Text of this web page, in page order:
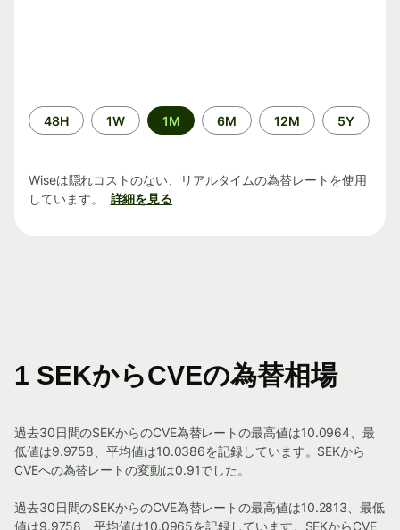
期
間
48H 1W 1M 6M 12M 5Y
Wiseは隠れコストのない、リアルタイムの為替レートを使用
しています。
詳細を見る
1 SEKからCVEの為替相場
過去30日間のSEKからのCVE為替レートの最高値は10.0964、最
低値は9.9758、平均値は10.0386を記録しています。SEKから
CVEへの為替レートの変動は0.91でした。
過去30日間のSEKからのCVE為替レートの最高値は10.2813、最低
値は9.9758、平均値は10.0965を記録しています。SEKからCVE